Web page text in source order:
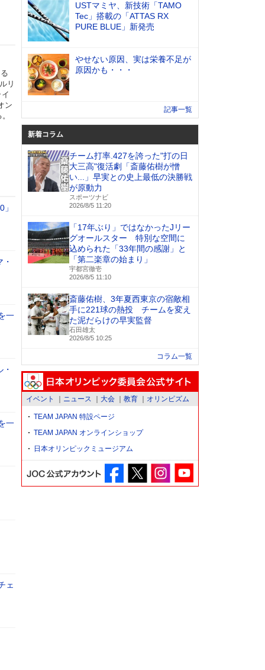
リ
ン
一
一
ェ
USTマミヤ、新技術「TAMO
Tec」搭載の「ATTAS RX
PURE BLUE」新発売
やせない原因、実は栄養不足が
原因かも・・・
記事一覧
新着コラム
チーム打率.427を誇った"打の日
大三高"復活劇「斎藤佑樹が憎
い...」早実との史上最低の決勝戦
が原動力
スポーツナビ
2026/8/5 11:20
「17年ぶり」ではなかったJリー
グオールスター 特別な空間に
込められた「33年間の感謝」と
「第二楽章の始まり」
宇都宮徹壱
2026/8/5 11:10
斎藤佑樹、3年夏西東京の宿敵相
手に221球の熱投 チームを変え
た泥だらけの早実監督
石田雄太
2026/8/5 10:25
コラム一覧
イベント ニュース 大会 教育 オリンピズム
TEAM JAPAN 特設ページ
TEAM JAPAN オンラインショップ
日本オリンピックミュージアム